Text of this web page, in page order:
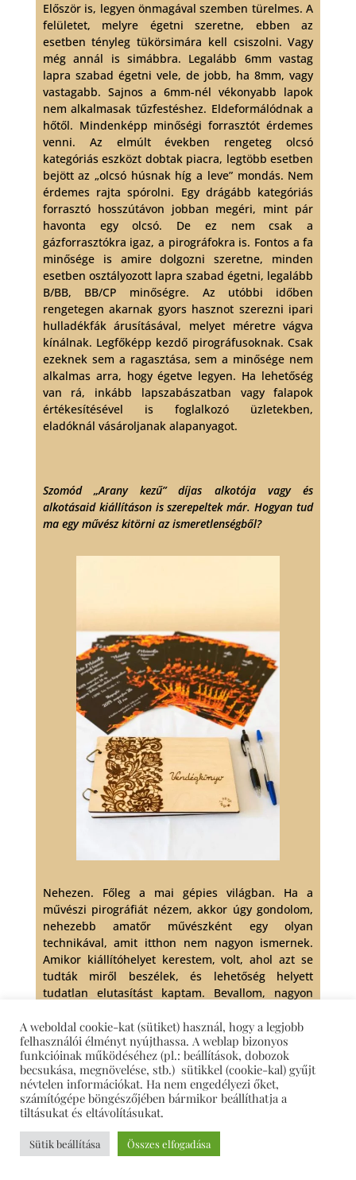
Először is, legyen önmagával szemben türelmes. A
felületet, melyre égetni szeretne, ebben az
esetben tényleg tükörsimára kell csiszolni. Vagy
még annál is simábbra. Legalább 6mm vastag
lapra szabad égetni vele, de jobb, ha 8mm, vagy
vastagabb. Sajnos a 6mm-nél vékonyabb lapok
nem alkalmasak tűzfestéshez. Eldeformálódnak a
hőtől. Mindenképp minőségi forrasztót érdemes
venni. Az elmúlt években rengeteg olcsó
kategóriás eszközt dobtak piacra, legtöbb esetben
bejött az „olcsó húsnak híg a leve” mondás. Nem
érdemes rajta spórolni. Egy drágább kategóriás
forrasztó hosszútávon jobban megéri, mint pár
havonta egy olcsó. De ez nem csak a
gázforrasztókra igaz, a pirográfokra is. Fontos a fa
minősége is amire dolgozni szeretne, minden
esetben osztályozott lapra szabad égetni, legalább
B/BB, BB/CP minőségre. Az utóbbi időben
rengetegen akarnak gyors hasznot szerezni ipari
hulladékfák árusításával, melyet méretre vágva
kínálnak. Legfőképp kezdő pirográfusoknak. Csak
ezeknek sem a ragasztása, sem a minősége nem
alkalmas arra, hogy égetve legyen. Ha lehetőség
van rá, inkább lapszabászatban vagy falapok
értékesítésével is foglalkozó üzletekben,
eladóknál vásároljanak alapanyagot.
Szomód „Arany kezű” díjas alkotója vagy és
alkotásaid kiállításon is szerepeltek már. Hogyan tud
ma egy művész kitörni az ismeretlenségből?
Nehezen. Főleg a mai gépies világban. Ha a
művészi pirográfiát nézem, akkor úgy gondolom,
nehezebb amatőr művészként egy olyan
technikával, amit itthon nem nagyon ismernek.
Amikor kiállítóhelyet kerestem, volt, ahol azt se
tudták miről beszélek, és lehetőség helyett
tudatlan elutasítást kaptam. Bevallom, nagyon
meg „papírom” arról, amit csinálok, még lehet
értékes a közönségnek.
De szerencsésnek mondhatom magam, hisz több
helyen volt már lehetőségem megmutatni a
munkáimat. Több internetes felületen,
kiállításokon itt Szomódon, illetve 2019-ben Tatán
az első önálló kiállításomon. Tavaly pedig még
nyomtatott formában is, a Magyar Asztalos
A weboldal cookie-kat (sütiket) használ, hogy a legjobb
felhasználói élményt nyújthassa. A weblap bizonyos
funkcióinak működéséhez (pl.: beállítások, dobozok
becsukása, megnövelése, stb.) sütikkel (cookie-kal) gyűjt
névtelen információkat. Ha nem engedélyezi őket,
számítógépe böngészőjében bármikor beállíthatja a
tiltásukat és eltávolításukat.
Sütik beállítása Összes elfogadása